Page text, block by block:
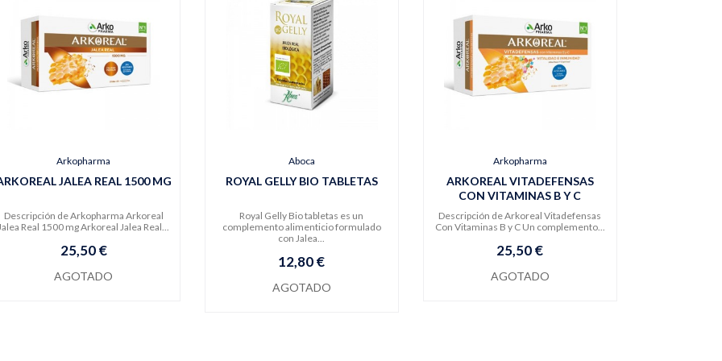
Arkopharma
JALEA REAL 1500 MG
Descripción de Arkopharma Arkoreal
Real 1500 mg Arkoreal Jalea Real...
25,50 €
AGOTADO
Aboca
ROYAL GELLY BIO TABLETAS
Royal Gelly Bio tabletas es un
complemento alimenticio formulado
con Jalea...
12,80 €
AGOTADO
Arkopharma
ARKOREAL VITADEFENSAS
CON VITAMINAS B Y C
Descripción de Arkoreal Vitadefensas
Con Vitaminas B y C Un complemento...
25,50 €
AGOTADO